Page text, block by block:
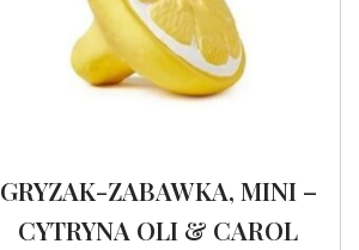
GRYZAK-ZABAWKA, MINI –
CYTRYNA OLI & CAROL